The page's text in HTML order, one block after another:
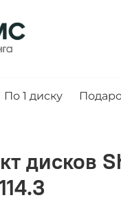
По 1 диску
дисков